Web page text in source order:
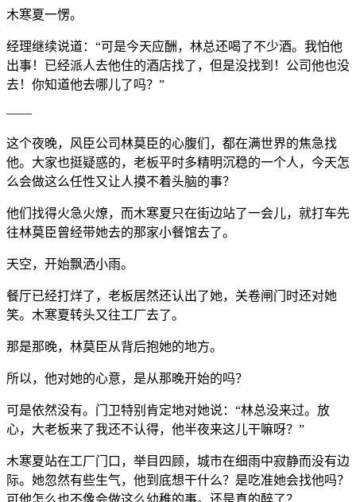
木寒夏一愣。
经理继续说道：“可是今天应酬，林总还喝了不少酒。我怕他
出事！已经派人去他住的酒店找了，但是没找到！公司他也没
去！你知道他去哪儿了吗？”
——
这个夜晚，风臣公司林莫臣的心腹们，都在满世界的焦急找
他。大家也挺疑惑的，老板平时多精明沉稳的一个人，今天怎
么会做这么任性又让人摸不着头脑的事？
他们找得火急火燎，而木寒夏只在街边站了一会儿，就打车先
往林莫臣曾经带她去的那家小餐馆去了。
天空，开始飘洒小雨。
餐厅已经打烊了，老板居然还认出了她，关卷闸门时还对她
笑。木寒夏转头又往工厂去了。
那是那晚，林莫臣从背后抱她的地方。
所以，他对她的心意，是从那晚开始的吗？
可是依然没有。门卫特别肯定地对她说：“林总没来过。放
心，大老板来了我还不认得，他半夜来这儿干嘛呀？”
木寒夏站在工厂门口，举目四顾，城市在细雨中寂静而没有边
际。她忽然有些生气，他到底想干什么？是吃准她会找他吗？
可他怎么也不像会做这么幼稚的事。还是真的醉了？